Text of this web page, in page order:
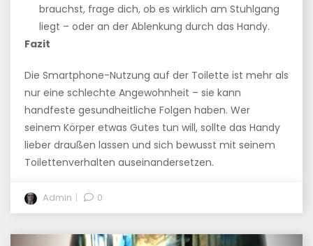
brauchst, frage dich, ob es wirklich am Stuhlgang
liegt – oder an der Ablenkung durch das Handy.
Fazit
Die Smartphone-Nutzung auf der Toilette ist mehr als
nur eine schlechte Angewohnheit – sie kann
handfeste gesundheitliche Folgen haben. Wer
seinem Körper etwas Gutes tun will, sollte das Handy
lieber draußen lassen und sich bewusst mit seinem
Toilettenverhalten auseinandersetzen.
Admin 0